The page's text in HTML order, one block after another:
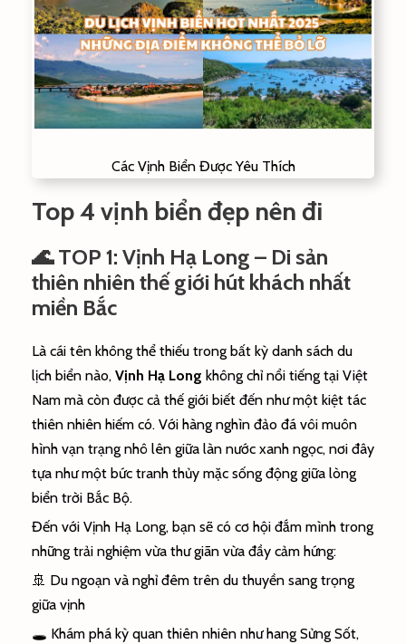
Các Vịnh Biển Được Yêu Thích
Top 4 vịnh biển đẹp nên đi
🌊 TOP 1: Vịnh Hạ Long – Di sản
thiên nhiên thế giới hút khách nhất
miền Bắc
Là cái tên không thể thiếu trong bất kỳ danh sách du
lịch biển nào, Vịnh Hạ Long không chỉ nổi tiếng tại Việt
Nam mà còn được cả thế giới biết đến như một kiệt tác
thiên nhiên hiếm có. Với hàng nghìn đảo đá vôi muôn
hình vạn trạng nhô lên giữa làn nước xanh ngọc, nơi đây
tựa như một bức tranh thủy mặc sống động giữa lòng
biển trời Bắc Bộ.
Đến với Vịnh Hạ Long, bạn sẽ có cơ hội đắm mình trong
những trải nghiệm vừa thư giãn vừa đầy cảm hứng:
🚢 Du ngoạn và nghỉ đêm trên du thuyền sang trọng
giữa vịnh
🕳️ Khám phá kỳ quan thiên nhiên như hang Sửng Sốt,